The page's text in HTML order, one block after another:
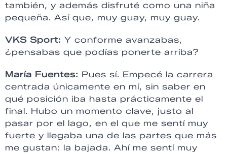
también, y además disfruté como una niña
pequeña. Así que, muy guay, muy guay.
VKS Sport: Y conforme avanzabas,
¿pensabas que podías ponerte arriba?
María Fuentes: Pues sí. Empecé la carrera
centrada únicamente en mí, sin saber en
qué posición iba hasta prácticamente el
final. Hubo un momento clave, justo al
pasar por el lago, en el que me sentí muy
fuerte y llegaba una de las partes que más
me gustan: la bajada. Ahí me sentí muy